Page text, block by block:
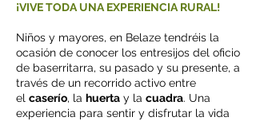
¡VIVE TODA UNA EXPERIENCIA RURAL!
Niños y mayores, en Belaze tendréis la
ocasión de conocer los entresijos del oficio
de baserritarra, su pasado y su presente, a
través de un recorrido activo entre
el caserío, la huerta y la cuadra. Una
experiencia para sentir y disfrutar la vida